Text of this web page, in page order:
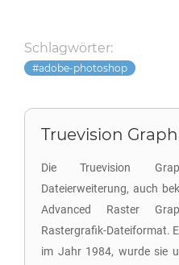
Schlagwörter:
adobe-photoshop
Truevision
Die Truevision
Dateierweiterung, auch
Advanced Raster
Rastergrafik-Dateiformat.
im Jahr 1984, wurde sie